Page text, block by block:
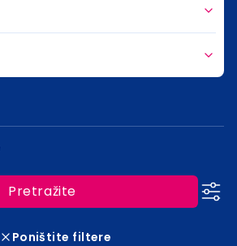
Pretražite
Poništite filtere